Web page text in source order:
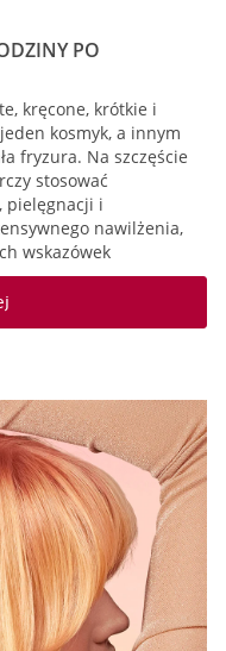
PO
kręcone, krótkie i
kosmyk, a innym
fryzura. Na szczęście
stosować
pielęgnacji i
nawilżenia,
wskazówek